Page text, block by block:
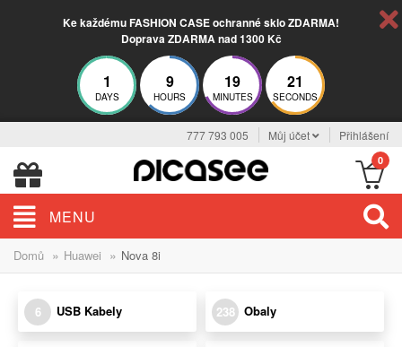
Ke každému FASHION CASE ochranné sklo ZDARMA!
Doprava ZDARMA nad 1300 Kč
1
DAYS
9
HOURS
19
MINUTES
19
SECONDS
777 793 005 Můj účet Přihlášení
0
MENU
Domů » Huawei » Nova 8i
6 USB Kabely 238 Obaly